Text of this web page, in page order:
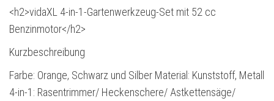
<h2>vidaXL 4-in-1-Gartenwerkzeug-Set mit 52 cc
Benzinmotor</h2>
Kurzbeschreibung
Farbe: Orange, Schwarz und Silber Material: Kunststoff, Metall
4-in-1: Rasentrimmer/ Heckenschere/ Astkettensäge/